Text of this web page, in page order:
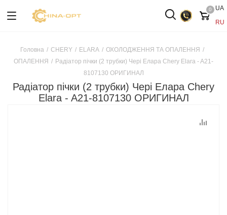
UA
RU
0
Головна / CHERY / ELARA / ОХОЛОДЖЕННЯ ТА ОПАЛЕННЯ /
ОПАЛЕННЯ / Радіатор пічки (2 трубки) Чері Елара Chery Elara - A21-
8107130 ОРИГИНАЛ
Радіатор пічки (2 трубки) Чері Елара Chery
Elara - A21-8107130 ОРИГИНАЛ